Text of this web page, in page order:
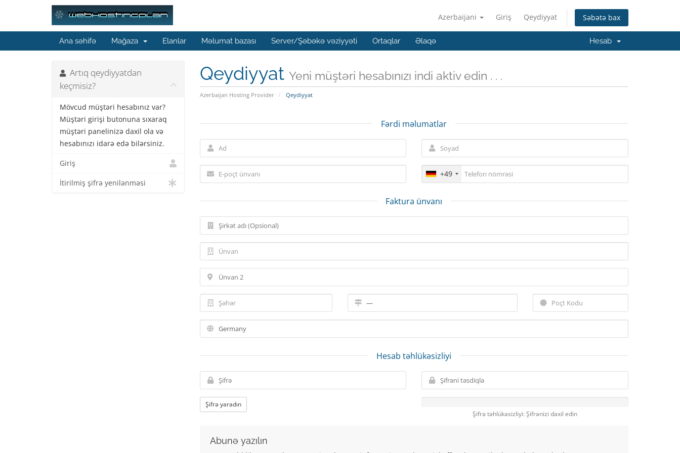
Azerbaijani Giriş Qeydiyyat Səbətə bax
Ana səhifə Mağaza Elanlar Məlumat bazası Server/Şəbəkə vəziyyəti Ortaqlar Əlaqə Hesab
Qeydiyyat Yeni müştəri hesabınızı indi aktiv edin . . .
Azerbaijan Hosting Provider Qeydiyyat
Artıq qeydiyyatdan
keçmisiz?
Mövcud müştəri hesabınız var?
Müştəri girişi butonuna sıxaraq
müştəri panelinizə daxil ola və
hesabınızı idarə edə bilərsiniz.
Giriş
İtirilmiş şifrə yenilənməsi
Fərdi məlumatlar
+49
Faktura ünvanı
Hesab təhlükəsizliyi
Şifrə yaradın
Şifrə təhlükəsizliyi: Şifrənizi daxil edin
Abunə yazılın